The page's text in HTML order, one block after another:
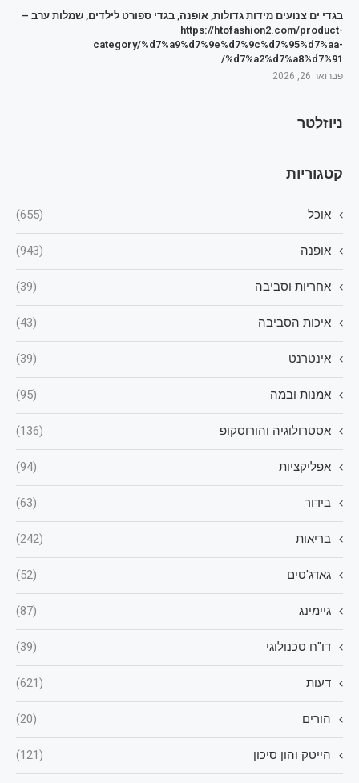
בגדי ים צנועים מידות גדולות, אופנה, בגדי ספורט לילדים, שמלות ערב –
https://htofashion2.com/product-
category/%d7%a9%d7%9e%d7%9c%d7%95%d7%aa-
%d7%a2%d7%a8%d7%91/
פברואר 26, 2026
ניוזלטר
קטגוריות
אוכל (655)
אופנה (943)
אחריות וסביבה (39)
איכות הסביבה (43)
אינטרנט (39)
אמנות ובמה (95)
אסטרולוגיה והורוסקופ (136)
אפליקציות (94)
בידור (63)
בריאות (242)
גאדג'טים (52)
גיימינג (87)
דו"ח טכנולוגי (39)
דעות (621)
הורים (20)
הייטק והון סיכון (121)